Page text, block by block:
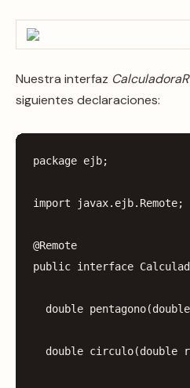
Nuestra interfaz
siguientes declaraciones:
package ejb;
import javax.ejb.Remote;
@Remote
public interface
double pentagono(double
double circulo(double